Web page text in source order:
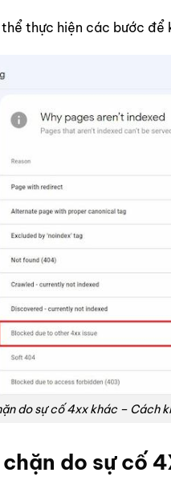
thực hiện các bước để
do sự cố 4xx khác – Cách
do sự cố